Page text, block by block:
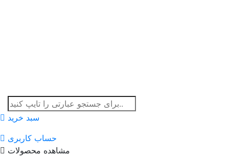
سبد خرید
حساب کاربری
مشاهده محصولات